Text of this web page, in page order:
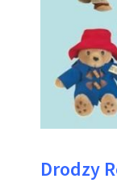
Drodzy